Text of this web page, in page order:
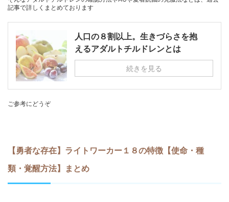
記事で詳しくまとめております
人口の８割以上。生きづらさを抱
えるアダルトチルドレンとは
続きを見る
ご参考にどうぞ
【勇者な存在】ライトワーカー１８の特徴【使命・種
類・覚醒方法】まとめ